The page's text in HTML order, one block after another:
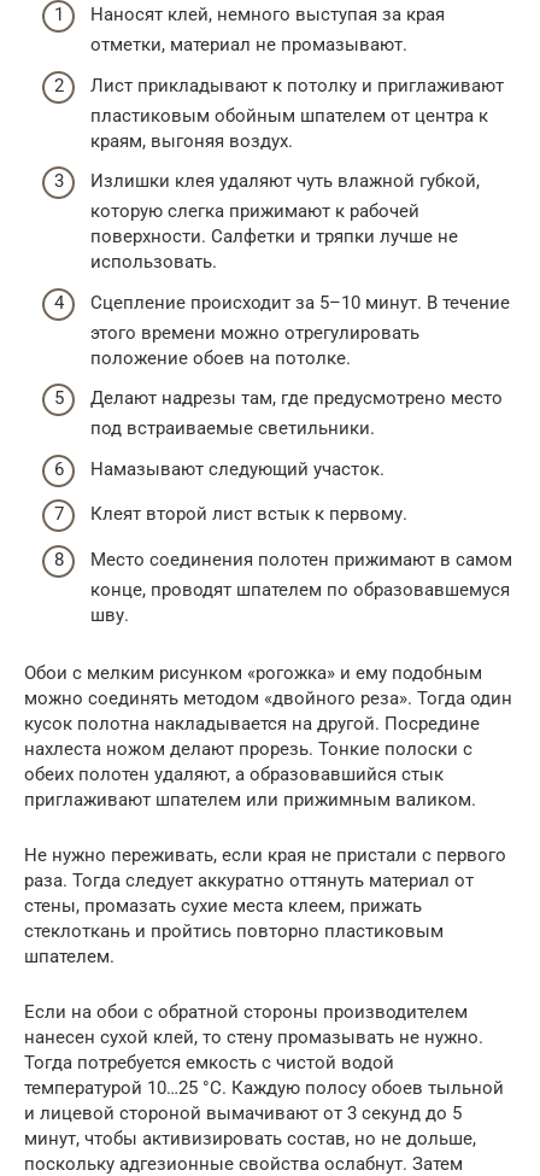
Наносят клей, немного выступая за края
отметки, материал не промазывают.
Лист прикладывают к потолку и приглаживают
пластиковым обойным шпателем от центра к
краям, выгоняя воздух.
Излишки клея удаляют чуть влажной губкой,
которую слегка прижимают к рабочей
поверхности. Салфетки и тряпки лучше не
использовать.
Сцепление происходит за 5–10 минут. В течение
этого времени можно отрегулировать
положение обоев на потолке.
Делают надрезы там, где предусмотрено место
под встраиваемые светильники.
Намазывают следующий участок.
Клеят второй лист встык к первому.
Место соединения полотен прижимают в самом
конце, проводят шпателем по образовавшемуся
шву.
Обои с мелким рисунком «рогожка» и ему подобным
можно соединять методом «двойного реза». Тогда один
кусок полотна накладывается на другой. Посредине
нахлеста ножом делают прорезь. Тонкие полоски с
обеих полотен удаляют, а образовавшийся стык
приглаживают шпателем или прижимным валиком.
Не нужно переживать, если края не пристали с первого
раза. Тогда следует аккуратно оттянуть материал от
стены, промазать сухие места клеем, прижать
стеклоткань и пройтись повторно пластиковым
шпателем.
Если на обои с обратной стороны производителем
нанесен сухой клей, то стену промазывать не нужно.
Тогда потребуется емкость с чистой водой
температурой 10…25 °С. Каждую полосу обоев тыльной
и лицевой стороной вымачивают от 3 секунд до 5
минут, чтобы активизировать состав, но не дольше,
поскольку адгезионные свойства ослабнут. Затем